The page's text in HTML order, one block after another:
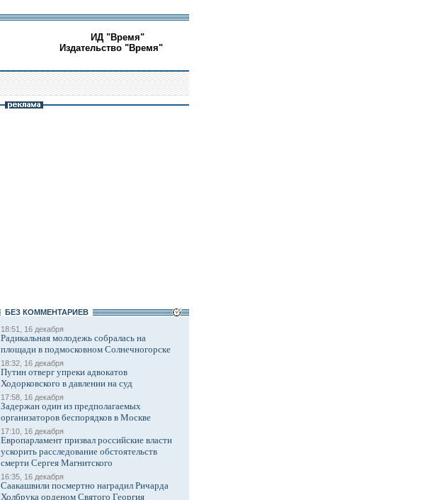
ИД "Время"
Издательство "Время"
БЕЗ КОМMЕНТАРИЕВ
18:51, 16 декабря
Радикальная молодежь собралась на
площади в подмосковном Солнечногорске
18:32, 16 декабря
Путин отверг упреки адвокатов
Ходорковского в давлении на суд
17:58, 16 декабря
Задержан один из предполагаемых
организаторов беспорядков в Москве
17:10, 16 декабря
Европарламент призвал российские власти
ускорить расследование обстоятельств
смерти Сергея Магнитского
16:35, 16 декабря
Саакашвили посмертно наградил Ричарда
Холбрука орденом Святого Георгия